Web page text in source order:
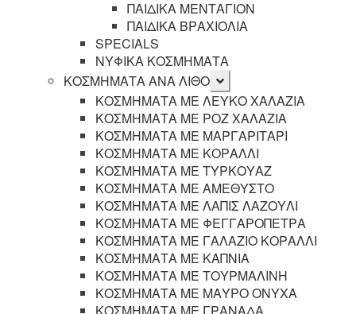
υπό-
μενού
ΠΑΙΔΙΚΑ ΜΕΝΤΑΓΙΟΝ
ΠΑΙΔΙΚΑ ΒΡΑΧΙΟΛΙΑ
SPECIALS
ΝΥΦΙΚΑ ΚΟΣΜΗΜΑΤΑ
ΚΟΣΜΗΜΑΤΑ ΑΝΑ ΛΙΘΟ Επέκταση
υπό-
μενού
ΚΟΣΜΗΜΑΤΑ ΜΕ ΛΕΥΚΟ ΧΑΛΑΖΙΑ
ΚΟΣΜΗΜΑΤΑ ΜΕ ΡΟΖ ΧΑΛΑΖΙΑ
ΚΟΣΜΗΜΑΤΑ ΜΕ ΜΑΡΓΑΡΙΤΑΡΙ
ΚΟΣΜΗΜΑΤΑ ΜΕ ΚΟΡΑΛΛΙ
ΚΟΣΜΗΜΑΤΑ ΜΕ ΤΥΡΚΟΥΑΖ
ΚΟΣΜΗΜΑΤΑ ΜΕ ΑΜΕΘΥΣΤΟ
ΚΟΣΜΗΜΑΤΑ ΜΕ ΛΑΠΙΣ ΛΑΖΟΥΛΙ
ΚΟΣΜΗΜΑΤΑ ΜΕ ΦΕΓΓΑΡΟΠΕΤΡΑ
ΚΟΣΜΗΜΑΤΑ ΜΕ ΓΑΛΑΖΙΟ ΚΟΡΑΛΛΙ
ΚΟΣΜΗΜΑΤΑ ΜΕ ΚΑΠΝΙΑ
ΚΟΣΜΗΜΑΤΑ ΜΕ ΤΟΥΡΜΑΛΙΝΗ
ΚΟΣΜΗΜΑΤΑ ΜΕ ΜΑΥΡΟ ΟΝΥΧΑ